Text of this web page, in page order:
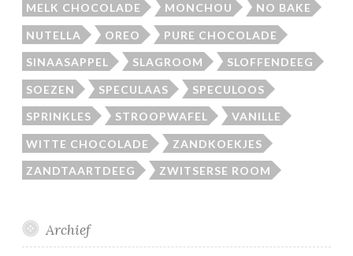
MELK CHOCOLADE MONCHOU NO BAKE
NUTELLA OREO PURE CHOCOLADE
SINAASAPPEL SLAGROOM SLOFFENDEEG
SOEZEN SPECULAAS SPECULOOS
SPRINKLES STROOPWAFEL VANILLE
WITTE CHOCOLADE ZANDKOEKJES
ZANDTAARTDEEG ZWITSERSE ROOM
Archief